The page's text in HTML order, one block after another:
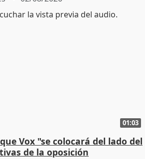
01:03
Vox "se colocará del lado del
de la oposición